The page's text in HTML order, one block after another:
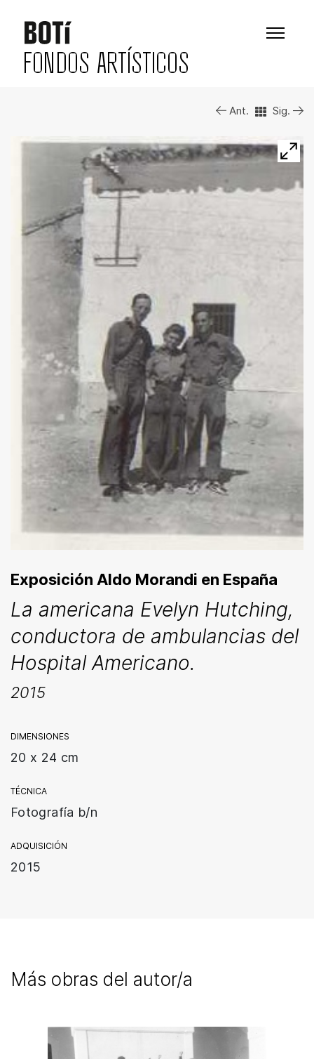
FONDOS ARTÍSTICOS
Ant. Sig.
Exposición Aldo Morandi en España
La americana Evelyn Hutching,
conductora de ambulancias del
Hospital Americano.
2015
DIMENSIONES
20 x 24 cm
TÉCNICA
Fotografía b/n
ADQUISICIÓN
2015
Más obras del autor/a